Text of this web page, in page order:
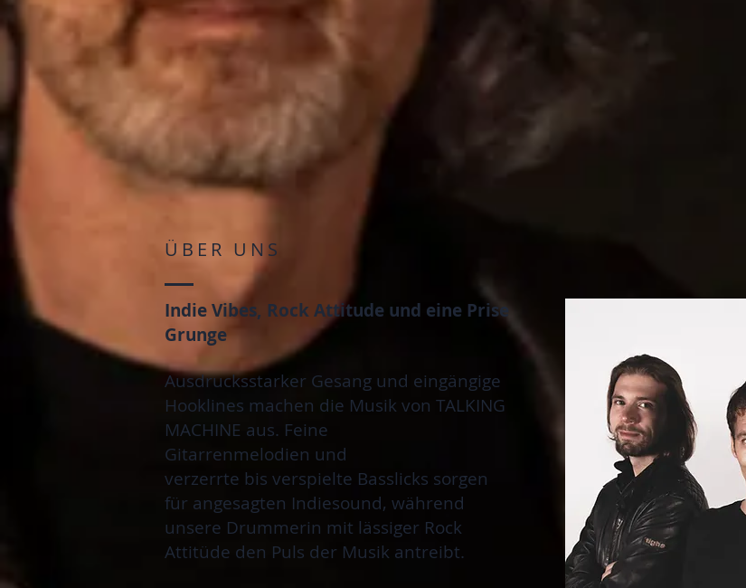
ÜBER UNS
Indie Vibes, Rock Attitude und eine Prise
Grunge
Ausdrucksstarker Gesang und eingängige
Hooklines machen die Musik von TALKING
MACHINE aus. Feine
Gitarrenmelodien und
verzerrte bis verspielte Basslicks sorgen
für angesagten Indiesound, während
unsere Drummerin mit lässiger Rock
Attitüde den Puls der Musik antreibt.